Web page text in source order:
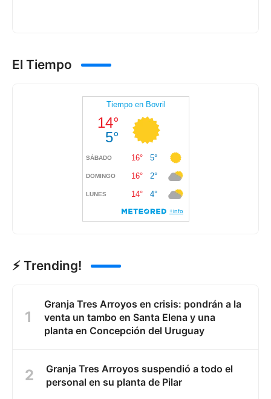
El Tiempo
⚡ Trending!
Granja Tres Arroyos en crisis: pondrán a la
venta un tambo en Santa Elena y una
planta en Concepción del Uruguay
Granja Tres Arroyos suspendió a todo el
personal en su planta de Pilar